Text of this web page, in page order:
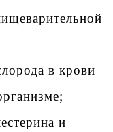
в крови
и